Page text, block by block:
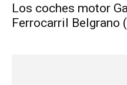
Los coches motor
Ferrocarril Belgrano